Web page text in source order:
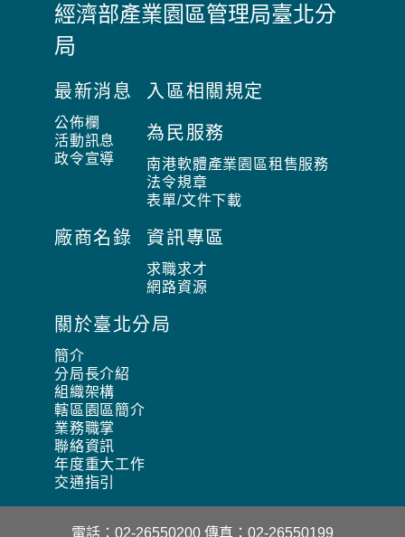
:經濟部產業園區管理局臺北分
局
最新消息
公佈欄
活動訊息
政令宣導
入區相關規定
為民服務
南港軟體產業園區租售服務
法令規章
表單/文件下載
廠商名錄 資訊專區
求職求才
網路資源
關於臺北分局
簡介
分局長介紹
組織架構
轄區園區簡介
業務職掌
聯絡資訊
年度重大工作
交通指引
電話：02-26550200 傳真：02-26550199